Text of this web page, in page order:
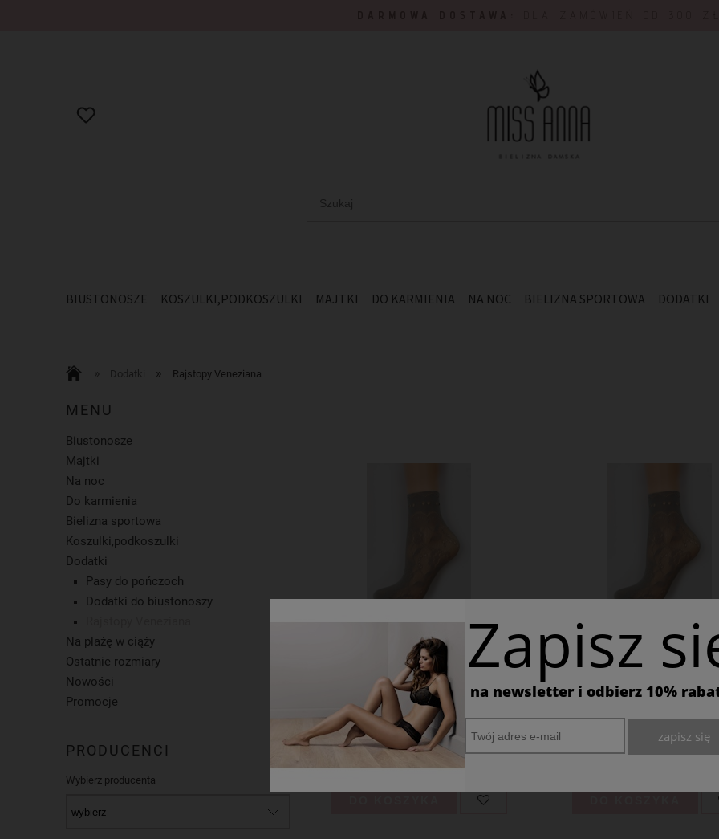
BIUSTONOSZE KOSZULKI,PODKOSZULKI MAJTKI DO KARMIENIA NA NOC BIELIZNA SPORTOWA DODATKI
Dodatki » Rajstopy Veneziana
MENU
Biustonosze
Majtki
Na noc
Do karmienia
Bielizna sportowa
Koszulki,podkoszulki
Dodatki
Pasy do pończoch
Dodatki do biustonoszy
Na plażę w ciąży
Ostatnie rozmiary
Nowości
Promocje
PRODUCENCI
Wybierz producenta
SKARPETKI VENEZIANA
MILANO CAPPUCCINO
12,00 zł
SKARPETKI
MILANO
12,00 zł
Zapisz
na newsletter i odbierz 10%
zapisz się